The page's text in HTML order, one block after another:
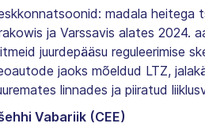
madala heitega
ja Varssavis alates 2024.
juurdepääsu reguleerimise
jaoks mõeldud LTZ,
linnades ja piiratud
Vabariik (CEE)